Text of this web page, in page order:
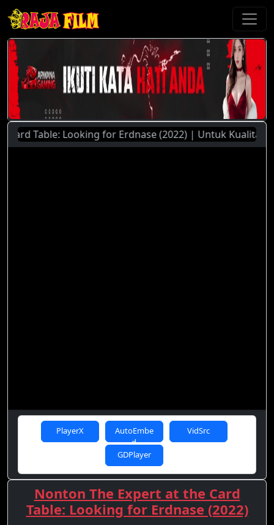
Table: Looking for Erdnase (2022) | Untuk Kualitas
PlayerX
AutoEmbe
d
VidSrc
GDPlayer
Nonton The Expert at the Card
Table: Looking for Erdnase (2022)